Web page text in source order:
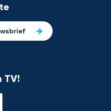
TV!